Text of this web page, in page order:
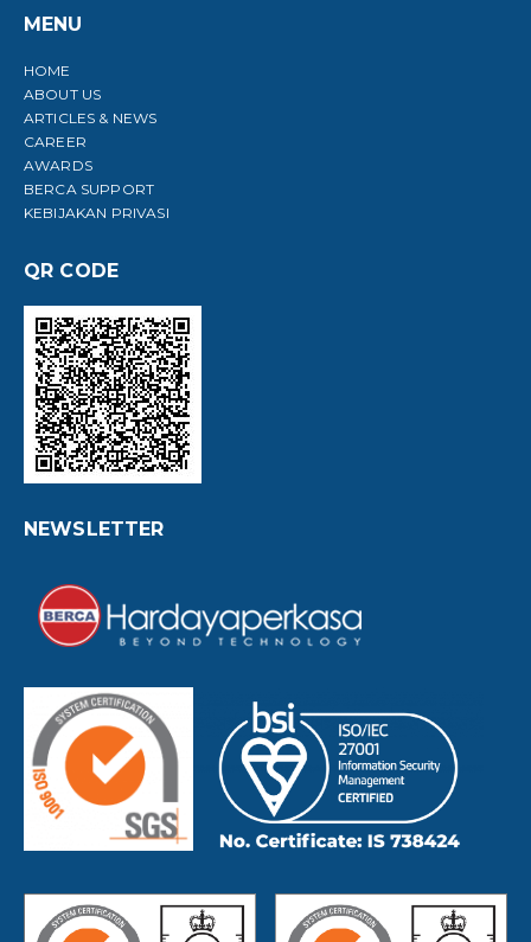
MENU
HOME
ABOUT US
ARTICLES & NEWS
CAREER
AWARDS
BERCA SUPPORT
KEBIJAKAN PRIVASI
QR CODE
NEWSLETTER